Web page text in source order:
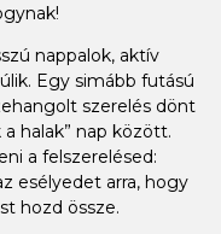
nappalok, aktív
Egy simább futású
szerelés dönt
halak” nap között.
a felszerelésed:
esélyedet arra, hogy
hozd össze.